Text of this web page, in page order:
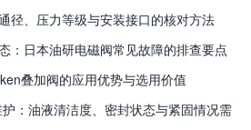
径、压力等级与安装接口的核对方法
：日本油研电磁阀常见故障的排查要点
叠加阀的应用优势与选用价值
：油液清洁度、密封状态与紧固情况需